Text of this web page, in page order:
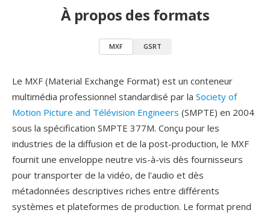
À propos des formats
MXF GSRT
Le MXF (Material Exchange Format) est un conteneur
multimédia professionnel standardisé par la Society of
Motion Picture and Télévision Engineers (SMPTE) en 2004
sous la spécification SMPTE 377M. Conçu pour les
industries de la diffusion et de la post-production, le MXF
fournit une enveloppe neutre vis-à-vis dès fournisseurs
pour transporter de la vidéo, de l'audio et dès
métadonnées descriptives riches entre différents
systèmes et plateformes de production. Le format prend